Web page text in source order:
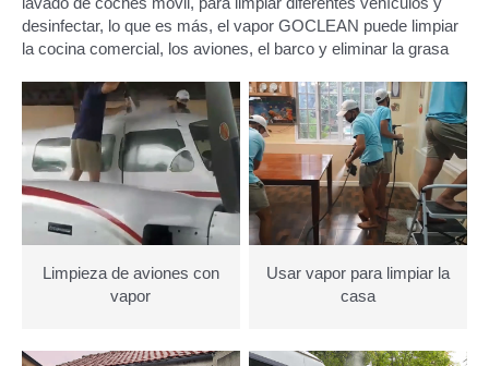
Sobre nosotros
Contacto
Search
for:
Español
desinfectar, lo que es más, el vapor GOCLEAN puede limpiar
la cocina comercial, los aviones, el barco y eliminar la grasa
Limpieza de aviones con
vapor
Usar vapor para limpiar la
casa